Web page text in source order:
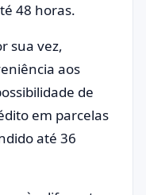
48 horas.
sua vez,
aos
de
em parcelas
até 36